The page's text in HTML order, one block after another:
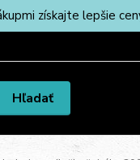
získajte lepšie
Hľadať